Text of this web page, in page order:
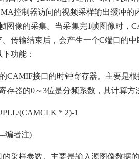
控制器访问的视频采样输出缓冲的
图像的采集。当采集完1帧图像时，
。传输结束后，会产生一个C端口的
功能：
CAMIF接口的时钟寄存器。主要是
存器的0～3位是分频系数，其计算方
(CAMCLK * 2)-1
编者注)
的采样参数。主要是输入源图像数据